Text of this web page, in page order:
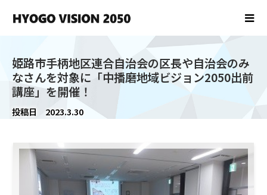
姫路市手柄地区連合自治会の区長や自治会のみ
なさんを対象に「中播磨地域ビジョン2050出前
講座」を開催！
投稿日 2023.3.30